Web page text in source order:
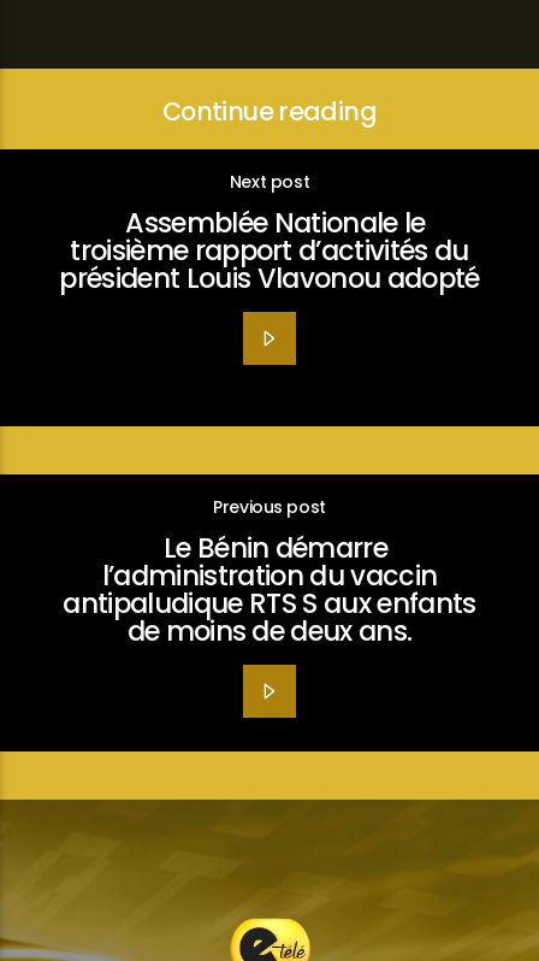
Continue reading
Next post
Assemblée Nationale le
troisième rapport d’activités du
président Louis Vlavonou adopté
Previous post
Le Bénin démarre
l’administration du vaccin
antipaludique RTS S aux enfants
de moins de deux ans.